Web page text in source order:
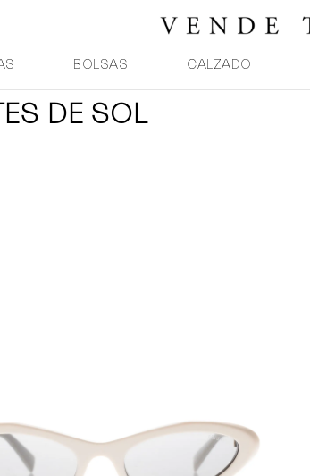
BOLSAS CALZADO
DE SOL